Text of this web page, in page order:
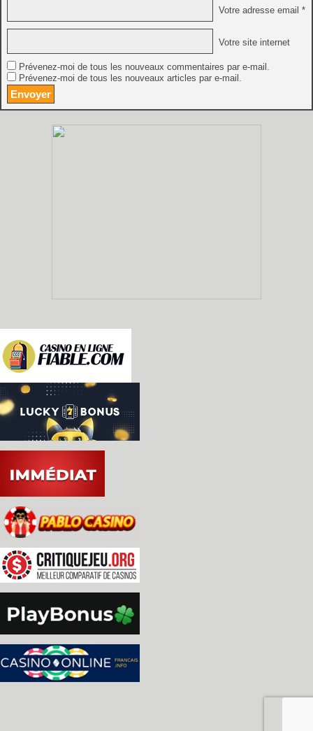
Votre adresse email *
Votre site internet
Prévenez-moi de tous les nouveaux commentaires par e-mail.
Prévenez-moi de tous les nouveaux articles par e-mail.